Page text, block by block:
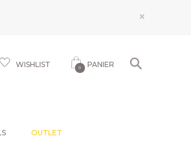
×
WISHLIST 0 PANIER
OUTLET